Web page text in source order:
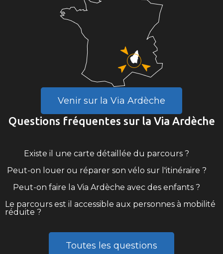
Venir sur la Via Ardèche
Questions fréquentes sur la Via Ardèche
Existe il une carte détaillée du parcours ?
Peut-on louer ou réparer son vélo sur l'itinéraire ?
Peut-on faire la Via Ardèche avec des enfants ?
Le parcours est il accessible aux personnes à mobilité
réduite ?
Toutes les questions